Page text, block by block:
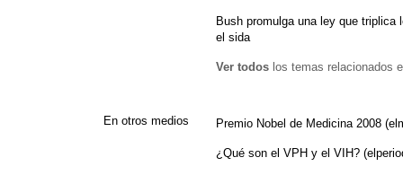
Bush promulga una ley que
el sida
Ver todos los temas relacionados
En otros medios Premio Nobel de Medicina 2008
¿Qué son el VPH y el VIH?